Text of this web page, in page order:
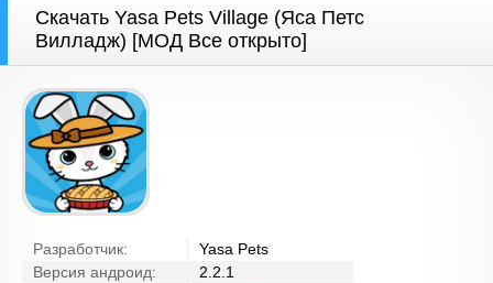
Скачать Yasa Pets Village (Яса Петс
Вилладж) [МОД Все открыто]
Разработчик:
Yasa Pets
Версия андроид:
2.2.1